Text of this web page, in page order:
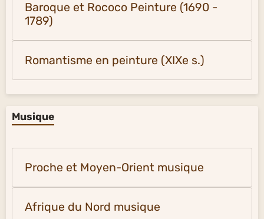
Baroque et Rococo Peinture (1690 -
1789)
Romantisme en peinture (XIXe s.)
Musique
Proche et Moyen-Orient musique
Afrique du Nord musique